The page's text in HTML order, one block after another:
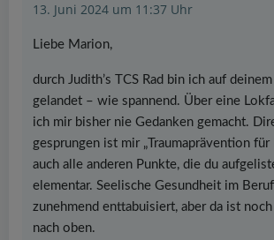
13. Juni 2024 um 11:37 Uhr
Liebe Marion,
durch Judith’s TCS Rad bin ich auf
gelandet – wie spannend. Über eine
ich mir bisher nie Gedanken gemacht.
gesprungen ist mir „Traumaprävention für
auch alle anderen Punkte, die du
elementar. Seelische Gesundheit im
zunehmend enttabuisiert, aber da ist
nach oben.